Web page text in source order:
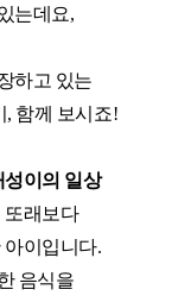
는데요,
하고 있는
, 함께 보시죠!
성이의 일상
또래보다
아이입니다.
음식을